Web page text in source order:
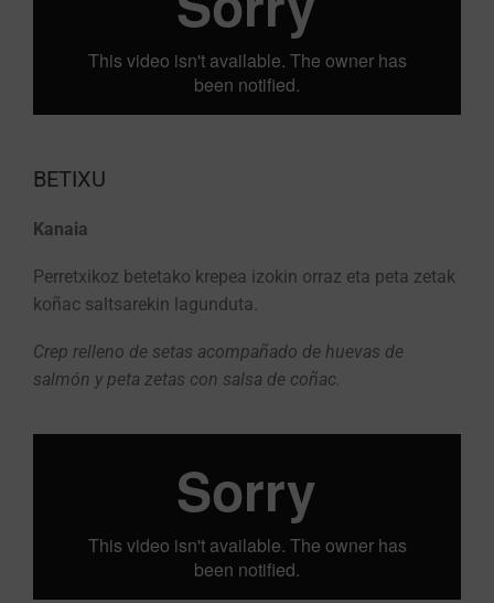
BETIXU
Kanaia
Perretxikoz betetako krepea izokin orraz eta peta zetak
koñac saltsarekin lagunduta.
Crep relleno de setas acompañado de huevas de
salmón y peta zetas con salsa de coñac.